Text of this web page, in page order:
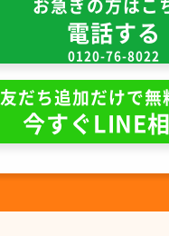
お急ぎの方はこ
電話する
0120-76-8022
友だち追加だけで無
今すぐLINE